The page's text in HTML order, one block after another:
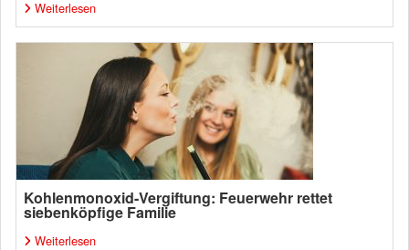
Weiterlesen
Kohlenmonoxid-Vergiftung: Feuerwehr rettet
siebenköpfige Familie
Weiterlesen